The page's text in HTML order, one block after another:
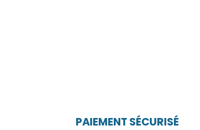
PAIEMENT SÉCURISÉ